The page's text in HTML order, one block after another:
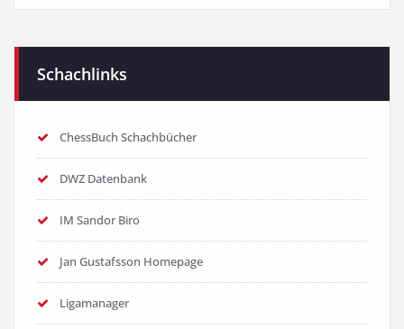
Schachlinks
ChessBuch Schachbücher
DWZ Datenbank
IM Sandor Biro
Jan Gustafsson Homepage
Ligamanager